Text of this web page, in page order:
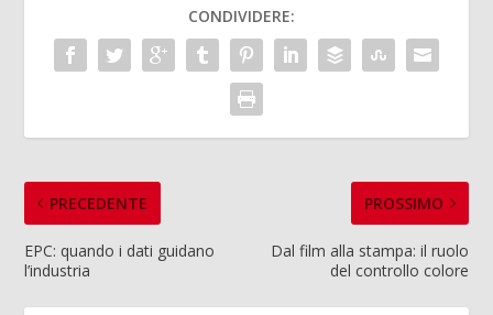
CONDIVIDERE:
PRECEDENTE
EPC: quando i dati guidano
l’industria
PROSSIMO
Dal film alla stampa: il ruolo
del controllo colore